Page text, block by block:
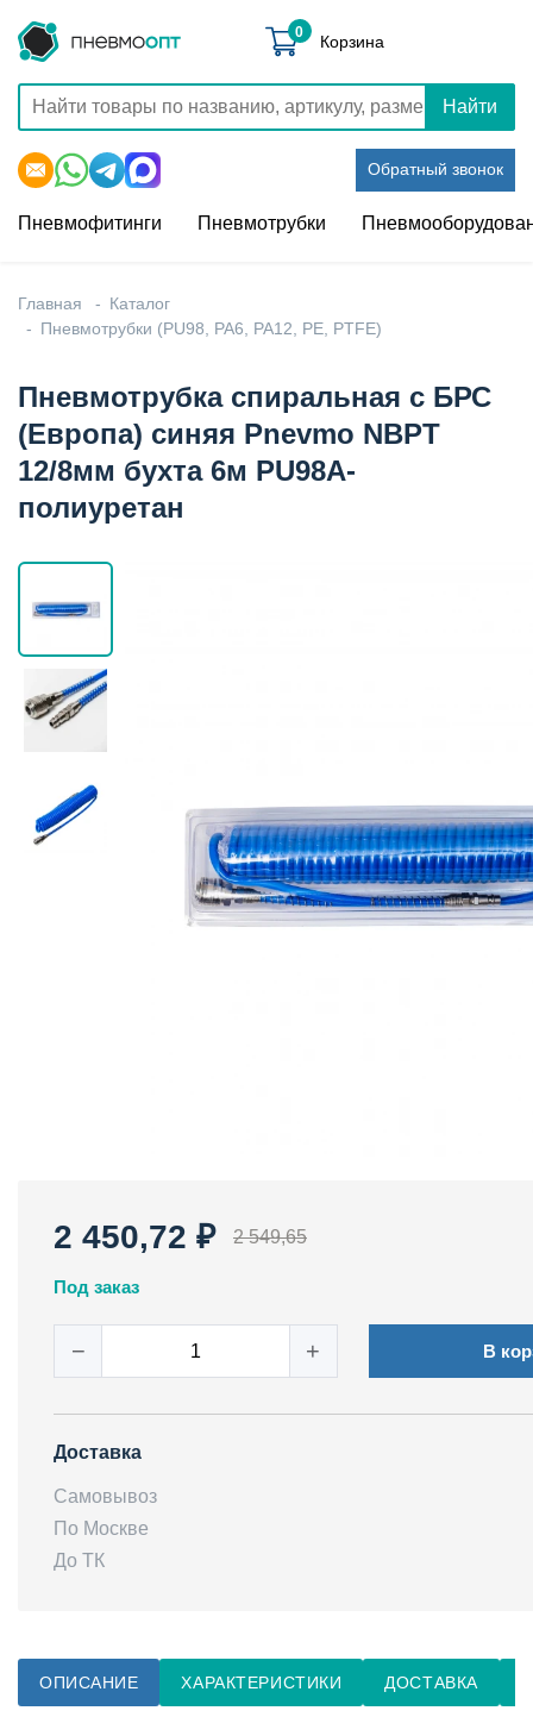
Найти
Обратный звонок
0 Корзина
Пневмофитинги Пневмотрубки
Главная
Каталог
Пневмотрубки (PU98, PA6, PA12, PE, PTFE)
Пневмотрубка спиральная с БРС
(Европа) синяя Pnevmo NBPT
12/8мм бухта 6м PU98A-
полиуретан
2 450,72 ₽ 2 549,65
Под заказ
− + В
Доставка
Самовывоз
По Москве
До ТК
ОПИСАНИЕ ХАРАКТЕРИСТИКИ ДОСТАВКА